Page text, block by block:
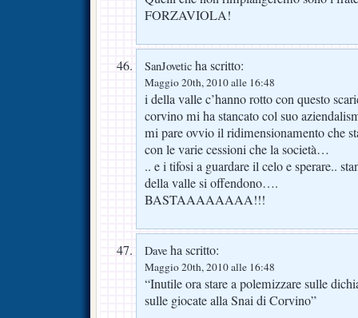
FORZAVIOLA!
SanJovetic ha scritto:
Maggio 20th, 2010 alle 16:48
i della valle c’hanno rotto con questo
corvino mi ha stancato col suo
mi pare ovvio il ridimensionamento che
con le varie cessioni che la società…
.. e i tifosi a guardare il celo e sperare..
della valle si offendono….
BASTAAAAAAAA!!!
Dave ha scritto:
Maggio 20th, 2010 alle 16:48
“Inutile ora stare a polemizzare sulle
sulle giocate alla Snai di Corvino”